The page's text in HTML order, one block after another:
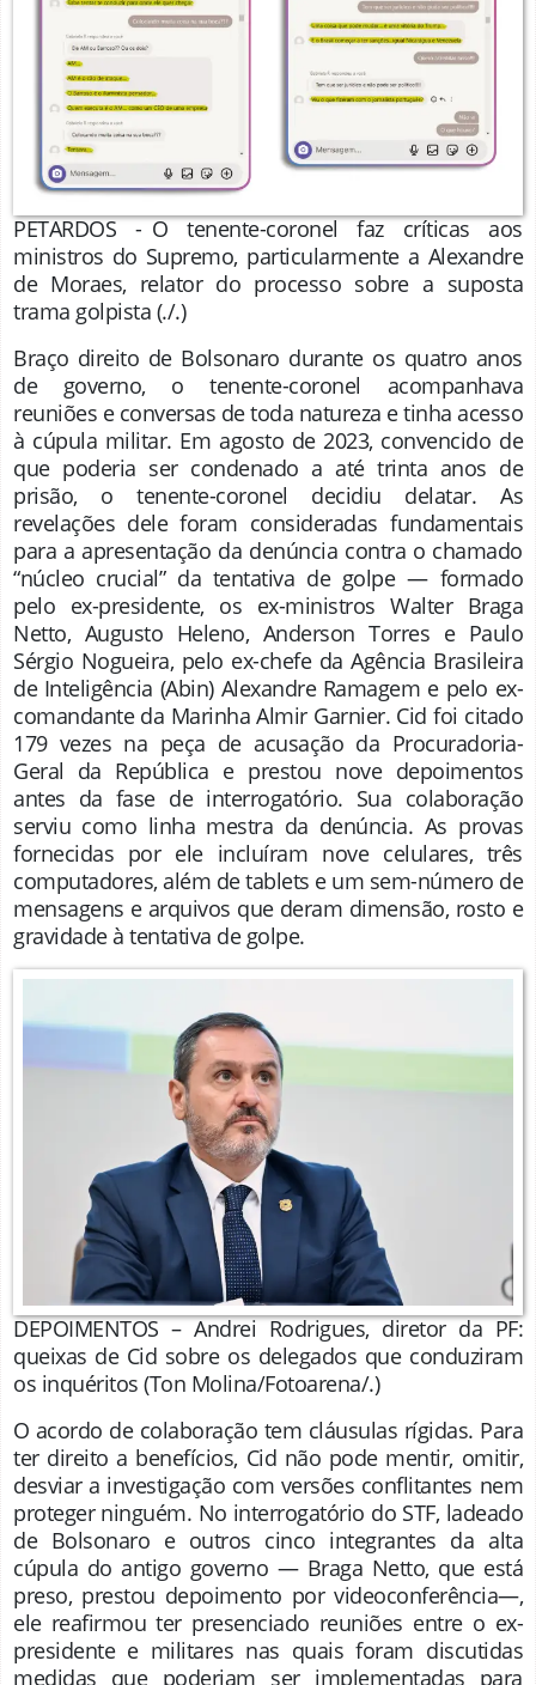
PETARDOS - O tenente-coronel faz críticas aos
ministros do Supremo, particularmente a Alexandre
de Moraes, relator do processo sobre a suposta
trama golpista (./.)
Braço direito de Bolsonaro durante os quatro anos
de governo, o tenente-coronel acompanhava
reuniões e conversas de toda natureza e tinha acesso
à cúpula militar. Em agosto de 2023, convencido de
que poderia ser condenado a até trinta anos de
prisão, o tenente-coronel decidiu delatar. As
revelações dele foram consideradas fundamentais
para a apresentação da denúncia contra o chamado
“núcleo crucial” da tentativa de golpe — formado
pelo ex-presidente, os ex-ministros Walter Braga
Netto, Augusto Heleno, Anderson Torres e Paulo
Sérgio Nogueira, pelo ex-chefe da Agência Brasileira
de Inteligência (Abin) Alexandre Ramagem e pelo ex-
comandante da Marinha Almir Garnier. Cid foi citado
179 vezes na peça de acusação da Procuradoria-
Geral da República e prestou nove depoimentos
antes da fase de interrogatório. Sua colaboração
serviu como linha mestra da denúncia. As provas
fornecidas por ele incluíram nove celulares, três
computadores, além de tablets e um sem-número de
mensagens e arquivos que deram dimensão, rosto e
gravidade à tentativa de golpe.
DEPOIMENTOS – Andrei Rodrigues, diretor da PF:
queixas de Cid sobre os delegados que conduziram
os inquéritos (Ton Molina/Fotoarena/.)
O acordo de colaboração tem cláusulas rígidas. Para
ter direito a benefícios, Cid não pode mentir, omitir,
desviar a investigação com versões conflitantes nem
proteger ninguém. No interrogatório do STF, ladeado
de Bolsonaro e outros cinco integrantes da alta
cúpula do antigo governo — Braga Netto, que está
preso, prestou depoimento por videoconferência—,
ele reafirmou ter presenciado reuniões entre o ex-
presidente e militares nas quais foram discutidas
medidas que poderiam ser implementadas para